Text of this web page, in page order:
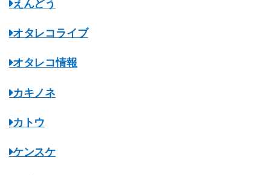
えんどう
オタレコライブ
オタレコ情報
カキノネ
カトウ
ケンスケ